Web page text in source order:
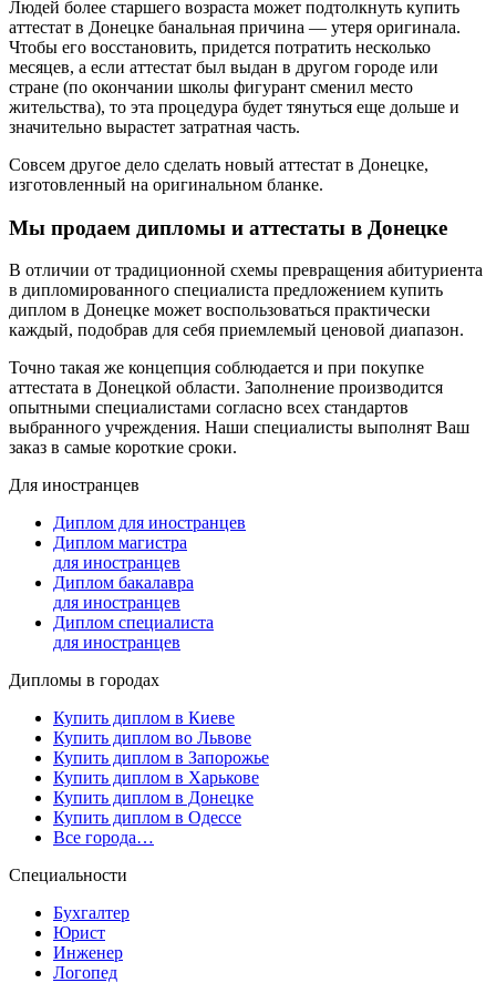
Людей более старшего возраста может подтолкнуть купить
аттестат в Донецке банальная причина — утеря оригинала.
Чтобы его восстановить, придется потратить несколько
месяцев, а если аттестат был выдан в другом городе или
стране (по окончании школы фигурант сменил место
жительства), то эта процедура будет тянуться еще дольше и
значительно вырастет затратная часть.
Совсем другое дело сделать новый аттестат в Донецке,
изготовленный на оригинальном бланке.
Мы продаем дипломы и аттестаты в Донецке
В отличии от традиционной схемы превращения абитуриента
в дипломированного специалиста предложением купить
диплом в Донецке может воспользоваться практически
каждый, подобрав для себя приемлемый ценовой диапазон.
Точно такая же концепция соблюдается и при покупке
аттестата в Донецкой области. Заполнение производится
опытными специалистами согласно всех стандартов
выбранного учреждения. Наши специалисты выполнят Ваш
заказ в самые короткие сроки.
Для иностранцев
Диплом для иностранцев
Диплом магистра
для иностранцев
Диплом бакалавра
для иностранцев
Диплом специалиста
для иностранцев
Дипломы в городах
Купить диплом в Киеве
Купить диплом во Львове
Купить диплом в Запорожье
Купить диплом в Харькове
Купить диплом в Донецке
Купить диплом в Одессе
Все города…
Специальности
Бухгалтер
Юрист
Инженер
Логопед